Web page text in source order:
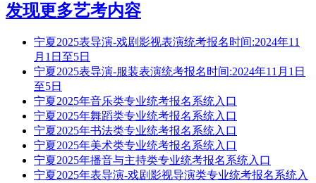
发现更多艺考内容
宁夏2025表导演-戏剧影视表演统考报名时间:2024年11
月1日至5日
宁夏2025表导演-服装表演统考报名时间:2024年11月1日
至5日
宁夏2025年音乐类专业统考报名系统入口
宁夏2025年舞蹈类专业统考报名系统入口
宁夏2025年书法类专业统考报名系统入口
宁夏2025年美术类专业统考报名系统入口
宁夏2025年播音与主持类专业统考报名系统入口
宁夏2025年表导演-戏剧影视导演类专业统考报名系统入